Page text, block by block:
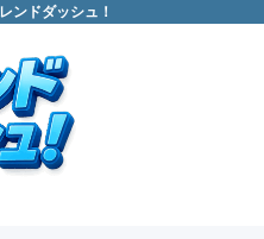
ンドダッシュ！